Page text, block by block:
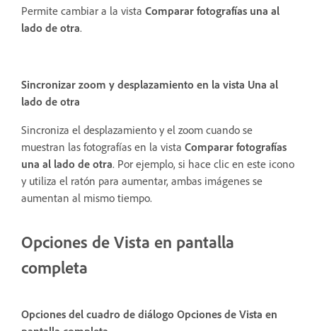
Permite cambiar a la vista Comparar fotografías una al
lado de otra.
Sincronizar zoom y desplazamiento en la vista Una al
lado de otra
Sincroniza el desplazamiento y el zoom cuando se
muestran las fotografías en la vista Comparar fotografías
una al lado de otra. Por ejemplo, si hace clic en este icono
y utiliza el ratón para aumentar, ambas imágenes se
aumentan al mismo tiempo.
Opciones de Vista en pantalla
completa
Opciones del cuadro de diálogo Opciones de Vista en